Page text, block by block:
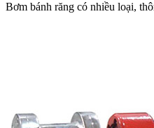
Bơm bánh răng có nhiều loại,